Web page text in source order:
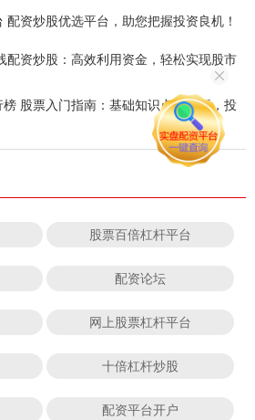
配资炒股优选平台，助您把握投资良机！
配资炒股：高效利用资金，轻松实现股市
股票入门指南：基础知识点全解析，投
股票百倍杠杆平台
配资论坛
网上股票杠杆平台
十倍杠杆炒股
配资平台开户